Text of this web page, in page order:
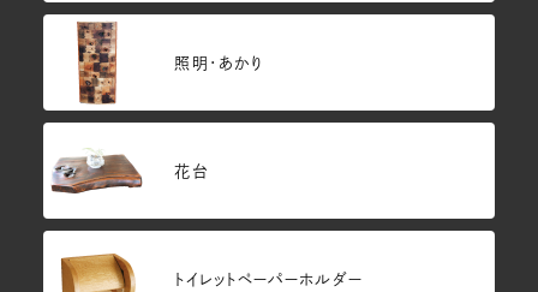
照明・あかり
花台
トイレットペーパーホルダー